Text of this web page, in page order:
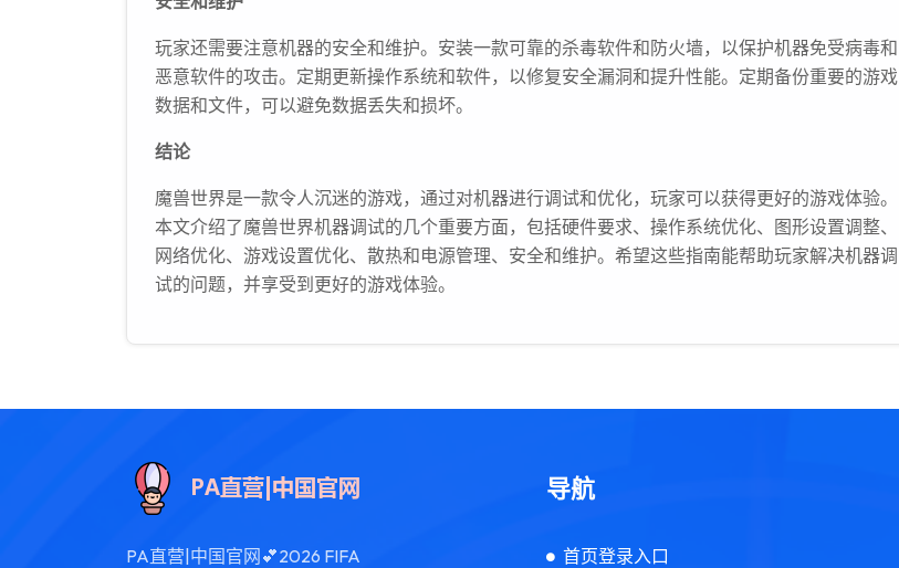
玩家还需要注意机器的安全和维护。安装一款可靠的杀毒软件和防火墙，以保护机器免受病毒和
恶意软件的攻击。定期更新操作系统和软件，以修复安全漏洞和提升性能。定期备份重要的游戏
数据和文件，可以避免数据丢失和损坏。
结论
魔兽世界是一款令人沉迷的游戏，通过对机器进行调试和优化，玩家可以获得更好的游戏体验。
本文介绍了魔兽世界机器调试的几个重要方面，包括硬件要求、操作系统优化、图形设置调整、
网络优化、游戏设置优化、散热和电源管理、安全和维护。希望这些指南能帮助玩家解决机器调
试的问题，并享受到更好的游戏体验。
PA直营|中国官网💕2026 FIFA
导航
首页登录入口